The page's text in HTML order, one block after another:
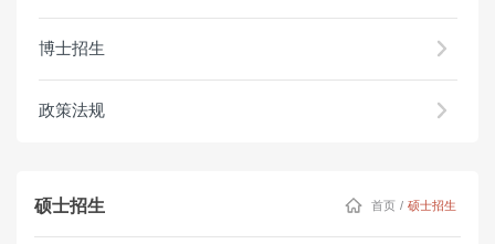
博士招生
政策法规
硕士招生 首页 / 硕士招生